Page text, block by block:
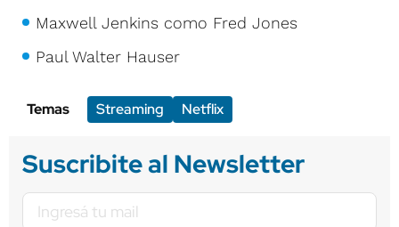
Maxwell Jenkins como Fred Jones
Paul Walter Hauser
Temas Streaming Netflix
Suscribite al Newsletter